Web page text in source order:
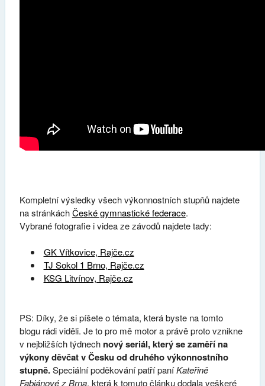
Kompletní výsledky všech výkonnostních stupňů najdete
na stránkáchČeské gymnastické federace.
Vybrané fotografie i videa ze závodů najdete tady:
GK Vítkovice, Rajče.cz
TJ Sokol 1 Brno, Rajče.cz
KSG Litvínov, Rajče.cz
PS: Díky, že si píšete o témata, která byste na tomto
blogu rádi viděli. Je to pro mě motor a právě proto vznikne
v nejbližších týdnech nový seriál, který se zaměří na
výkony děvčat v Česku od druhého výkonnostního
stupně.Speciální poděkování patří paníKateřině
Fabiánové z Brna, která k tomuto článku dodala veškeré